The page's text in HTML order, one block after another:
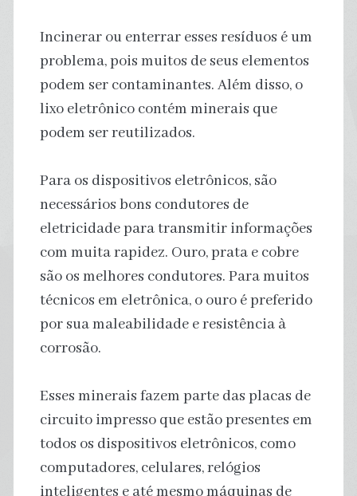
Incinerar ou enterrar esses resíduos é um
problema, pois muitos de seus elementos
podem ser contaminantes. Além disso, o
lixo eletrônico contém minerais que
podem ser reutilizados.
Para os dispositivos eletrônicos, são
necessários bons condutores de
eletricidade para transmitir informações
com muita rapidez. Ouro, prata e cobre
são os melhores condutores. Para muitos
técnicos em eletrônica, o ouro é preferido
por sua maleabilidade e resistência à
corrosão.
Esses minerais fazem parte das placas de
circuito impresso que estão presentes em
todos os dispositivos eletrônicos, como
computadores, celulares, relógios
inteligentes e até mesmo máquinas de